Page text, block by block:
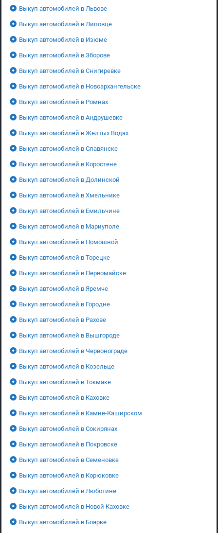
Выкуп автомобилей в Львове
Выкуп автомобилей в Липовце
Выкуп автомобилей в Изюме
Выкуп автомобилей в Зборове
Выкуп автомобилей в Снигиревке
Выкуп автомобилей в Новоархангельске
Выкуп автомобилей в Ромнах
Выкуп автомобилей в Андрушевке
Выкуп автомобилей в Желтых Водах
Выкуп автомобилей в Славянске
Выкуп автомобилей в Коростене
Выкуп автомобилей в Долинской
Выкуп автомобилей в Хмельнике
Выкуп автомобилей в Емильчине
Выкуп автомобилей в Мариуполе
Выкуп автомобилей в Помошной
Выкуп автомобилей в Торецке
Выкуп автомобилей в Первомайске
Выкуп автомобилей в Яремче
Выкуп автомобилей в Городне
Выкуп автомобилей в Рахове
Выкуп автомобилей в Вышгороде
Выкуп автомобилей в Червонограде
Выкуп автомобилей в Козельце
Выкуп автомобилей в Токмаке
Выкуп автомобилей в Каховке
Выкуп автомобилей в Камне-Каширском
Выкуп автомобилей в Сокирянах
Выкуп автомобилей в Покровске
Выкуп автомобилей в Семеновке
Выкуп автомобилей в Корюковке
Выкуп автомобилей в Люботине
Выкуп автомобилей в Новой Каховке
Выкуп автомобилей в Боярке